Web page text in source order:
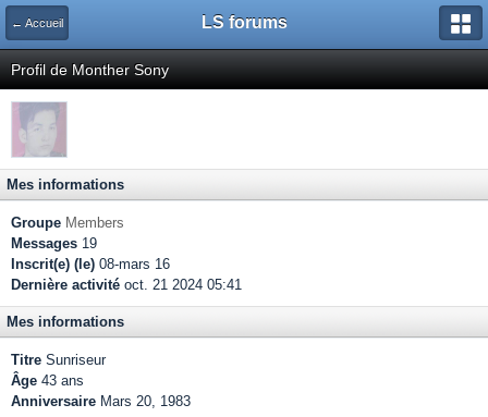
← Accueil LS forums
Profil de Monther Sony
Mes informations
Groupe Members
Messages 19
Inscrit(e) (le) 08-mars 16
Dernière activité oct. 21 2024 05:41
Mes informations
Titre Sunriseur
Âge 43 ans
Anniversaire Mars 20, 1983